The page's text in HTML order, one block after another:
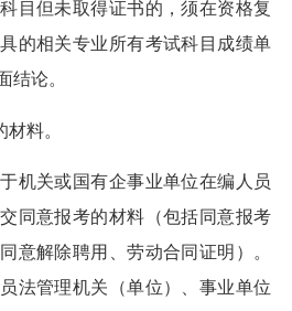
目但未取得证书的，须在资格复
的相关专业所有考试科目成绩单
结论。
料。
关或国有企事业单位在编人员
同意报考的材料（包括同意报考
意解除聘用、劳动合同证明）。
法管理机关（单位）、事业单位